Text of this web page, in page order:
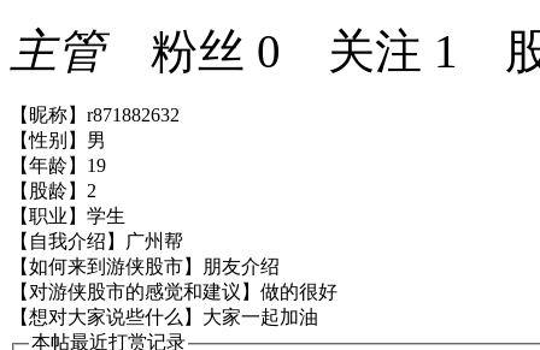
主管粉丝 0 关注 1
【昵称】r871882632
【性别】男
【年龄】19
【股龄】2
【职业】学生
【自我介绍】广州帮
【如何来到游侠股市】朋友介绍
【对游侠股市的感觉和建议】做的很好
【想对大家说些什么】大家一起加油
本帖最近打赏记录